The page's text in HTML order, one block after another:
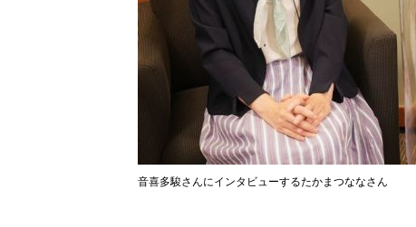
音喜多駿さんにインタビューするたかまつななさん